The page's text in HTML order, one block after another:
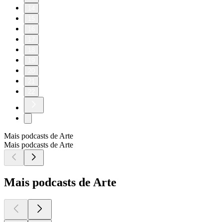
Mais podcasts de Arte
Mais podcasts de Arte
Mais podcasts de Arte